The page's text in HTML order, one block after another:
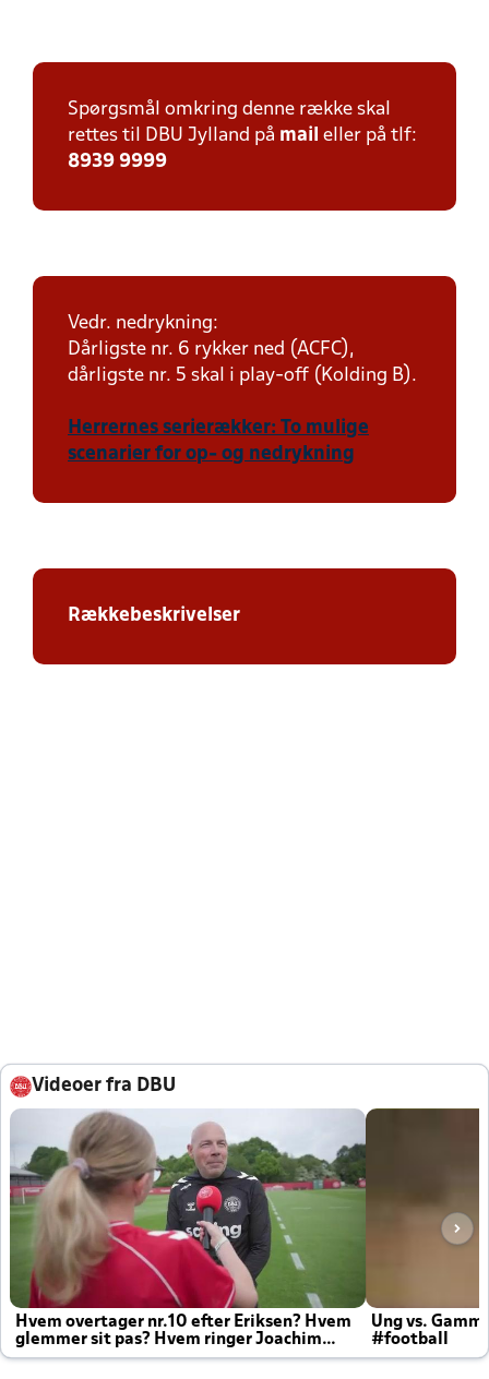
Spørgsmål omkring denne række skal
rettes til DBU Jylland på mail eller på tlf:
8939 9999
Vedr. nedrykning:
Dårligste nr. 6 rykker ned (ACFC),
dårligste nr. 5 skal i play-off (Kolding B).
Herrernes serierækker: To mulige
scenarier for op- og nedrykning
Rækkebeskrivelser
Videoer fra DBU
Hvem overtager nr.10 efter Eriksen? Hvem
glemmer sit pas? Hvem ringer Joachim
altid til efter kampe?
Ung vs.
#football